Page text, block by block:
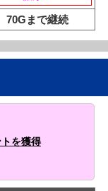
70Gまで継続
を獲得